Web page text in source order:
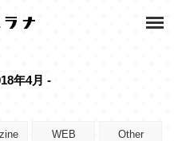
年4月 -
WEB Other